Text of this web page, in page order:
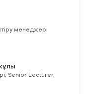
менеджері
Senior Lecturer,